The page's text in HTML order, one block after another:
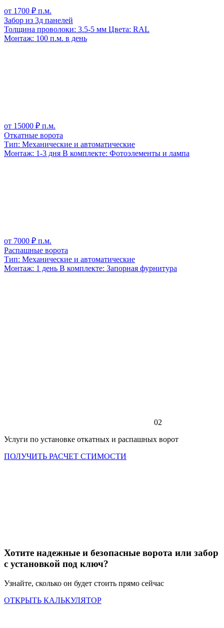
от 1700 ₽ п.м.
Забор из 3д панелей
Толщина проволоки: 3.5-5 мм Цвета: RAL
Монтаж: 100 п.м. в день
от 15000 ₽ п.м.
Откатные ворота
Тип: Механические и автоматические
Монтаж: 1-3 дня В комплекте: Фотоэлементы и лампа
от 7000 ₽ п.м.
Распашные ворота
Тип: Механические и автоматические
Монтаж: 1 день В комплекте: Запорная фурнитура
02
Услуги по установке откатных и распашных ворот
ПОЛУЧИТЬ РАСЧЕТ СТИМОСТИ
Хотите надежные и безопасные ворота или забор
с установкой под ключ?
Узнайте, сколько он будет стоить прямо сейчас
ОТКРЫТЬ КАЛЬКУЛЯТОР